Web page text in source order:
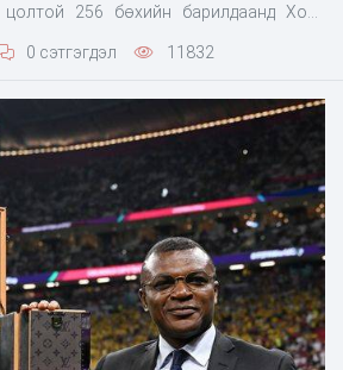
256 бөхийн барилдаанд Ховд
спорт хороо, “Од” групп, &ld
0 сэтгэгдэл 11832